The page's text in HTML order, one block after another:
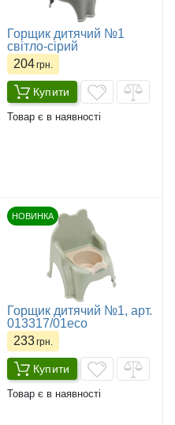
Горщик дитячий №1
світло-сірий
204грн.
Купити
Товар є в наявності
НОВИНКА
Горщик дитячий №1, арт.
013317/01eco
233грн.
Купити
Товар є в наявності